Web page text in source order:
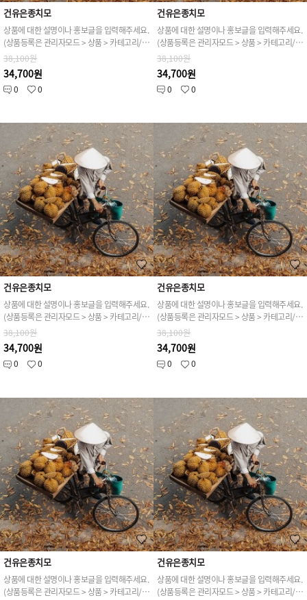
건유은종치모
상품에 대한 설명이나 홍보글을 입력해주세요.
(상품등록은 관리자모드 > 상품 > 카테고리/상품관리 > 상품등록 가능)
38,100원
34,700원
0 0
건유은종치모
상품에 대한 설명이나 홍보글을 입력해주세요.
(상품등록은 관리자모드 > 상품 > 카테고리/상품관리 > 상품등록 가능)
38,100원
34,700원
0 0
건유은종치모
상품에 대한 설명이나 홍보글을 입력해주세요.
(상품등록은 관리자모드 > 상품 > 카테고리/상품관리 > 상품등록 가능)
38,100원
34,700원
0 0
건유은종치모
상품에 대한 설명이나 홍보글을 입력해주세요.
(상품등록은 관리자모드 > 상품 > 카테고리/상품관리 > 상품등록 가능)
38,100원
34,700원
0 0
건유은종치모
상품에 대한 설명이나 홍보글을 입력해주세요.
(상품등록은 관리자모드 > 상품 > 카테고리/상품관리 > 상품등록 가능)
건유은종치모
상품에 대한 설명이나 홍보글을 입력해주세요.
(상품등록은 관리자모드 > 상품 > 카테고리/상품관리 > 상품등록 가능)